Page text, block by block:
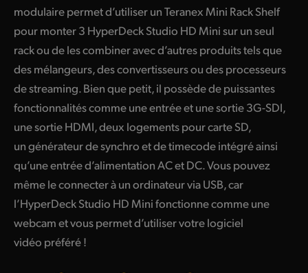
UAE
Ukraine
United Kingdom
United States
modulaire permet d’utiliser un Teranex Mini Rack Shelf
pour monter 3 HyperDeck Studio HD Mini sur un seul
rack ou de les combiner avec d’autres produits tels que
des mélangeurs, des convertisseurs ou des processeurs
de streaming. Bien que petit, il possède de puissantes
fonctionnalités comme une entrée et une sortie3G-SDI,
une sortie HDMI, deux logements pour carte SD,
un générateur de synchro et de timecode intégré ainsi
qu’une entrée d’alimentation AC et DC. Vous pouvez
même le connecter à un ordinateur via USB, car
l’HyperDeck Studio HD Mini fonctionne comme une
webcam et vous permet d’utiliser votre logiciel
vidéo préféré !